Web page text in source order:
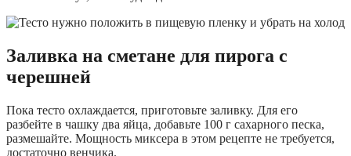
Заливка на сметане для пирога с
черешней
Пока тесто охлаждается, приготовьте заливку. Для его
разбейте в чашку два яйца, добавьте 100 г сахарного песка,
размешайте. Мощность миксера в этом рецепте не требуется,
достаточно венчика.